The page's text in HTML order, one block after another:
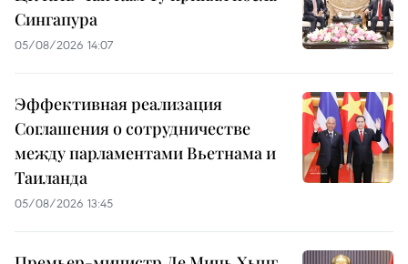
Сингапура
05/08/2026 14:07
Эффективная реализация
Соглашения о сотрудничестве
между парламентами Вьетнама и
Таиланда
05/08/2026 13:45